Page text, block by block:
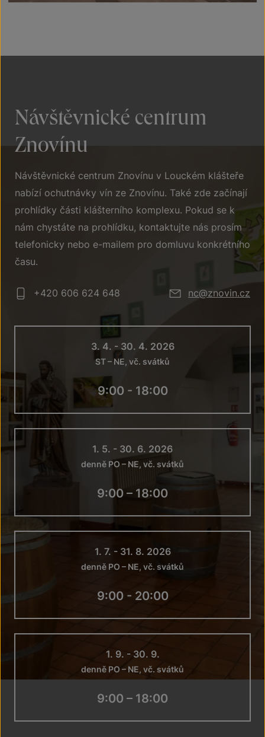
Návštěvnické centrum
Znovínu
Návštěvnické centrum Znovínu v Louckém klášteře
nabízí ochutnávky vín ze Znovínu. Také zde začínají
prohlídky části klášterního komplexu. Pokud se k
nám chystáte na prohlídku, kontaktujte nás prosím
telefonicky nebo e-mailem pro domluvu konkrétního
času.
+420 606 624 648 nc@znovin.cz
3. 4. - 30. 4. 2026
ST – NE, vč. svátků
9:00 - 18:00
1. 5. - 30. 6. 2026
denně PO – NE, vč. svátků
9:00 – 18:00
1. 7. - 31. 8. 2026
denně PO – NE, vč. svátků
9:00 - 20:00
1. 9. - 30. 9.
denně PO – NE, vč. svátků
9:00 – 18:00